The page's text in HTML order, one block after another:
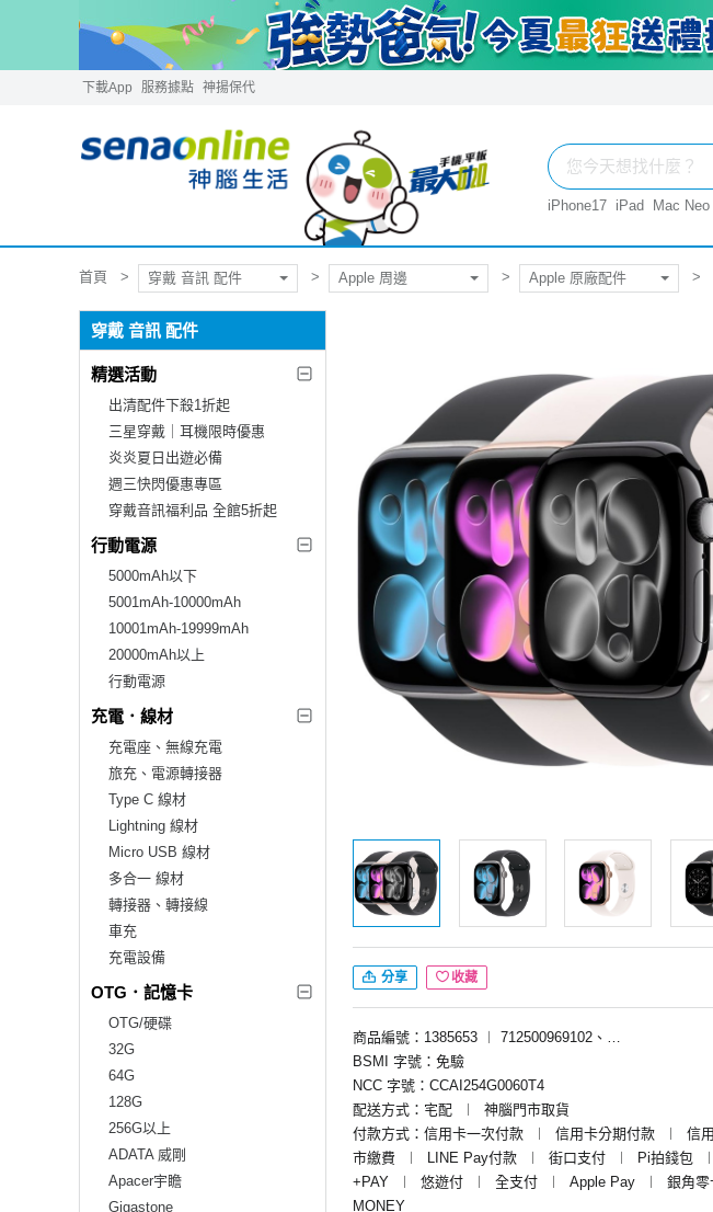
下載App 服務據點 神揚保代
iPhone17 iPad Mac Neo
首頁 穿戴 音訊 配件 Apple 周邊 Apple 原廠配件
穿戴 音訊 配件
精選活動
出清配件下殺1折起
三星穿戴｜耳機限時優惠
炎炎夏日出遊必備
週三快閃優惠專區
穿戴音訊福利品 全館5折起
行動電源
5000mAh以下
5001mAh-10000mAh
10001mAh-19999mAh
20000mAh以上
行動電源
充電．線材
充電座、無線充電
旅充、電源轉接器
Type C 線材
Lightning 線材
Micro USB 線材
多合一 線材
轉接器、轉接線
車充
充電設備
OTG．記憶卡
OTG/硬碟
32G
64G
128G
256G以上
ADATA 威剛
Apacer宇瞻
Gigastone
分享 收藏
商品編號：1385653 ︱
BSMI 字號：免驗
NCC 字號：CCAI254G0060T4
配送方式：宅配
︱
神腦門市取貨
付款方式：信用卡一次付款
︱ 信用卡分期付款 ︱ 信
市繳費
︱ LINE Pay付款 ︱ 街口支付 ︱ Pi拍錢包 ︱
+PAY
︱ 悠遊付 ︱ 全支付 ︱ Apple Pay ︱ 銀角零
MONEY